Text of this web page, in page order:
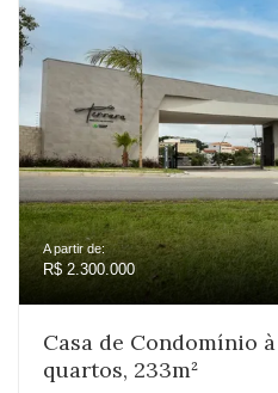
A partir de:
R$ 2.300.000
Casa de Condomínio
quartos, 233m²